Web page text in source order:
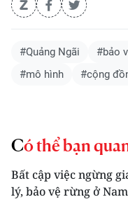
#Quảng Ngãi #bảo
#mô hình
#cộng
Có thể bạn
Bất cập việc ngừng
lý, bảo vệ rừng ở